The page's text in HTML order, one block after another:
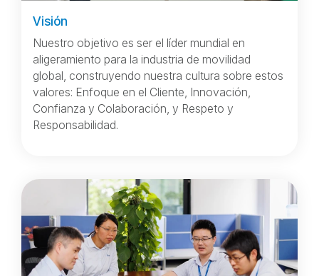
Visión
Nuestro objetivo es ser el líder mundial en
aligeramiento para la industria de movilidad
global, construyendo nuestra cultura sobre estos
valores: Enfoque en el Cliente, Innovación,
Confianza y Colaboración, y Respeto y
Responsabilidad.